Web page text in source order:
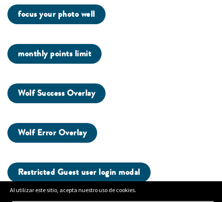
focus your photo well
monthly points limit
Wolf Success Overlay
Wolf Error Overlay
Restricted Guest user login modal
Al utilizar este sitio, acepta nuestro uso de cookies.